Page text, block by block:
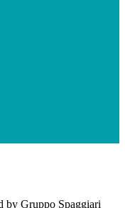
by Gruppo Spaggiari